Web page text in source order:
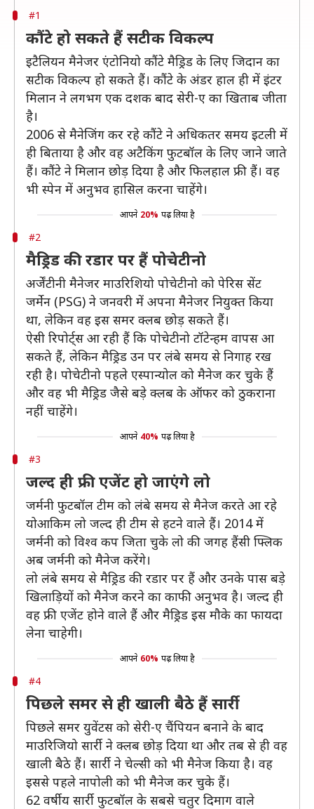
#1
कौंटे हो सकते हैं सटीक विकल्प
इटैलियन मैनेजर एंटोनियो कौंटे मैड्रिड के लिए जिदान का
सटीक विकल्प हो सकते हैं। कौंटे के अंडर हाल ही में इंटर
मिलान ने लगभग एक दशक बाद सेरी-ए का खिताब जीता
है।
2006 से मैनेजिंग कर रहे कौंटे ने अधिकतर समय इटली में
ही बिताया है और वह अटैकिंग फुटबॉल के लिए जाने जाते
हैं। कौंटे ने मिलान छोड़ दिया है और फिलहाल फ्री हैं। वह
भी स्पेन में अनुभव हासिल करना चाहेंगे।
आपने 20% पढ़ लिया है
#2
मैड्रिड की रडार पर हैं पोचेटीनो
अर्जेंटीनी मैनेजर माउरिशियो पोचेटीनो को पेरिस सेंट
जर्मेन (PSG) ने जनवरी में अपना मैनेजर नियुक्त किया
था, लेकिन वह इस समर क्लब छोड़ सकते हैं।
ऐसी रिपोर्ट्स आ रही हैं कि पोचेटीनो टॉटेन्हम वापस आ
सकते हैं, लेकिन मैड्रिड उन पर लंबे समय से निगाह रख
रही है। पोचेटीनो पहले एस्पान्योल को मैनेज कर चुके हैं
और वह भी मैड्रिड जैसे बड़े क्लब के ऑफर को ठुकराना
नहीं चाहेंगे।
आपने 40% पढ़ लिया है
#3
जल्द ही फ्री एजेंट हो जाएंगे लो
जर्मनी फुटबॉल टीम को लंबे समय से मैनेज करते आ रहे
योआकिम लो जल्द ही टीम से हटने वाले हैं। 2014 में
जर्मनी को विश्व कप जिता चुके लो की जगह हैंसी फ्लिक
अब जर्मनी को मैनेज करेंगे।
लो लंबे समय से मैड्रिड की रडार पर हैं और उनके पास बड़े
खिलाड़ियों को मैनेज करने का काफी अनुभव है। जल्द ही
वह फ्री एजेंट होने वाले हैं और मैड्रिड इस मौके का फायदा
लेना चाहेगी।
आपने 60% पढ़ लिया है
#4
पिछले समर से ही खाली बैठे हैं सार्री
पिछले समर युवेंटस को सेरी-ए चैंपियन बनाने के बाद
माउरिजियो सार्री ने क्लब छोड़ दिया था और तब से ही वह
खाली बैठे हैं। सार्री ने चेल्सी को भी मैनेज किया है। वह
इससे पहले नापोली को भी मैनेज कर चुके हैं।
62 वर्षीय सार्री फुटबॉल के सबसे चतुर दिमाग वाले